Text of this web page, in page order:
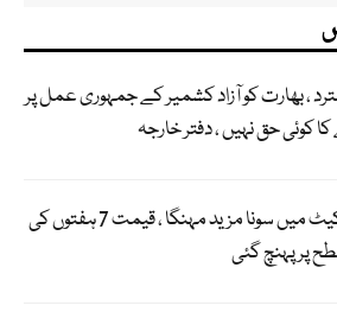
، بھارت کو آزاد کشمیر کے جمہوری عمل پر
کوئی حق نہیں ، دفتر خارجہ
عالمی مارکیٹ میں سونا مزید مہنگا ، قیمت 7 ہفتوں کی
پر پہنچ گئی